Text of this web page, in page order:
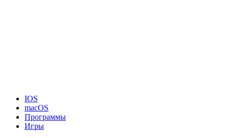
IOS
macOS
Программы
Игры